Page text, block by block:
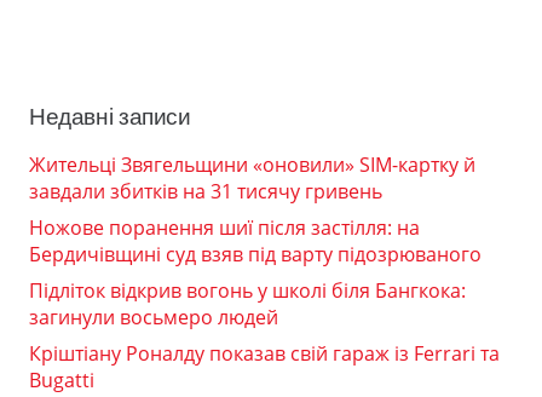
Недавні записи
Жительці Звягельщини «оновили» SIM-картку й
завдали збитків на 31 тисячу гривень
Ножове поранення шиї після застілля: на
Бердичівщині суд взяв під варту підозрюваного
Підліток відкрив вогонь у школі біля Бангкока:
загинули восьмеро людей
Кріштіану Роналду показав свій гараж із Ferrari та
Bugatti